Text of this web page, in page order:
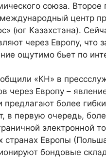
союза.
центр
(юг Казахстана).
через Европу, что
ощутимо бьет по
«КН» в
через Европу –
предлагают более
в первую очередь,
электронной
странах Европы
бондовые